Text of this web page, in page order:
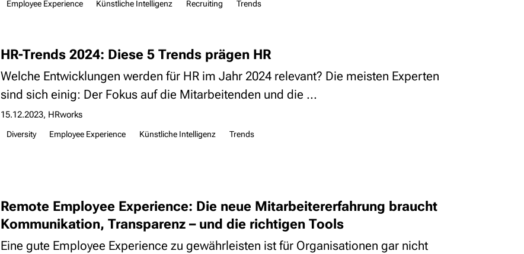
Employee Experience Künstliche Intelligenz Recruiting Trends
HR-Trends 2024: Diese 5 Trends prägen HR
Welche Entwicklungen werden für HR im Jahr 2024 relevant? Die meisten Experten
sind sich einig: Der Fokus auf die Mitarbeitenden und die ...
15.12.2023 HRworks
Diversity Employee Experience Künstliche Intelligenz Trends
Remote Employee Experience: Die neue Mitarbeitererfahrung braucht
Kommunikation, Transparenz – und die richtigen Tools
Eine gute Employee Experience zu gewährleisten ist für Organisationen gar nicht